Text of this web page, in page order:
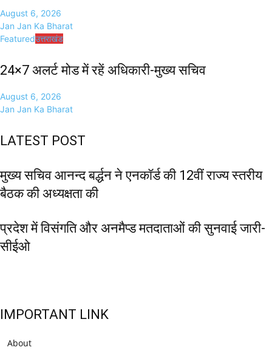
August 6, 2026
Jan Jan Ka Bharat
Featuredउत्तराखंड
24×7 अलर्ट मोड में रहें अधिकारी-मुख्य सचिव
August 6, 2026
Jan Jan Ka Bharat
LATEST POST
मुख्य सचिव आनन्द बर्द्धन ने एनकॉर्ड की 12वीं राज्य स्तरीय
बैठक की अध्यक्षता की
प्रदेश में विसंगति और अनमैप्ड मतदाताओं की सुनवाई जारी-
सीईओ
IMPORTANT LINK
About